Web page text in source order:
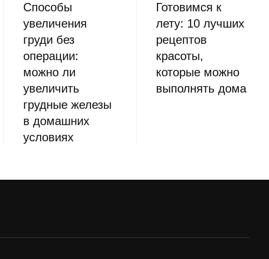
Способы
увеличения
груди без
операции:
можно ли
увеличить
грудные железы
в домашних
условиях
Готовимся к
лету: 10 лучших
рецептов
красоты,
которые можно
выполнять дома